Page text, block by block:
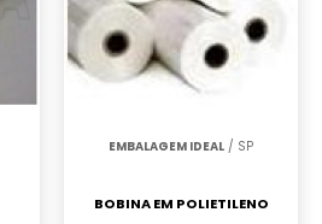
EMBALAGEM IDEAL / SP
BOBINA EM POLIETILENO